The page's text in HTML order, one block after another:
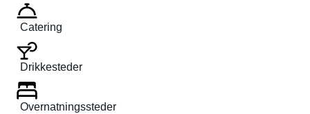
Catering
Drikkesteder
Overnatningssteder